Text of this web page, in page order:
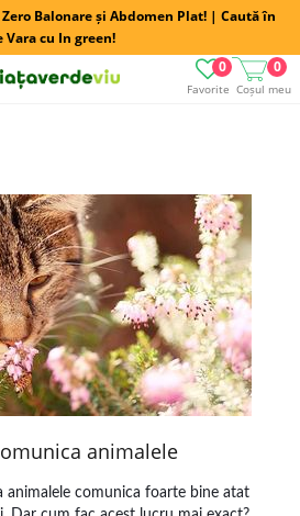
Balonare și Abdomen Plat! | Caută în
Vara cu In green!
Favorite
0
Coșul meu
0
animalele
animalele comunica foarte bine atat